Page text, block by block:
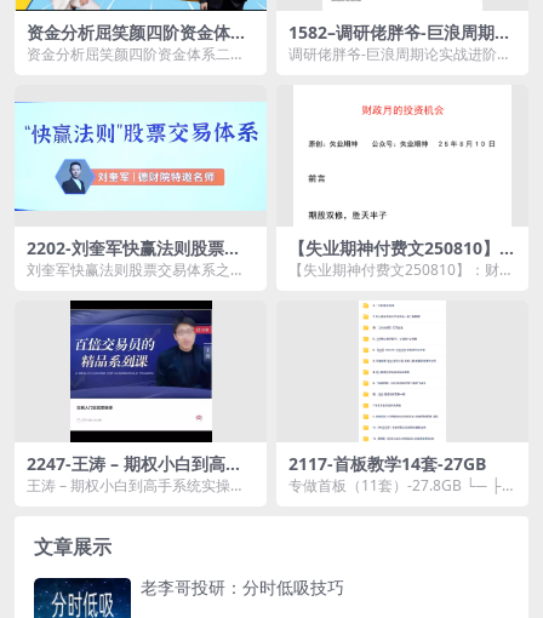
资金分析屈笑颜四阶资金体系
二期内部学习资料
资金分析屈笑颜四阶资金体系二期
1582–调研佬胖爷-巨浪周期论
实战进阶
调研佬胖爷-巨浪周期论实战进阶资
2202-刘奎军快赢法则股票交
易体系之股票上涨的核心动力
刘奎军快赢法则股票交易体系之股
+指标+学习资料资源...
【失业期神付费文250810】：
财政月的投资机会
【失业期神付费文250810】：财政
2247-王涛 – 期权小白到高手
系统实操课
王涛 – 期权小白到高手系统实操课
2117-首板教学14套-27GB
专做首板（11套）-27.8GB └─ ├─
文章展示
老李哥投研：分时低吸技巧